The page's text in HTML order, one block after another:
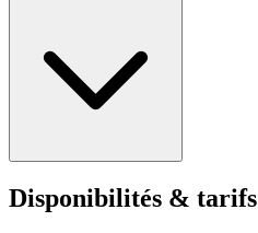
Plain-pied
Disponibilités & tarifs